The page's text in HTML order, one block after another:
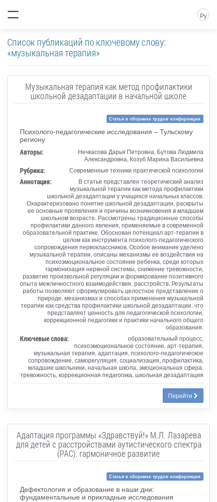
Ру
Список публикаций по ключевому слову:
«музыкальная терапия»
Музыкальная терапия как метод профилактики
школьной дезадаптации в начальной школе
Статья в сборнике трудов конференции
Психолого-педагогические исследования – Тульскому
региону
Авторы:
Нечкасова Дарья Петровна, Бутова Людмила
Александровна, Козуб Марина Васильевна
Рубрика: Современные техники практической психологии
Аннотация:
В статье представлен теоретический анализ
музыкальной терапии как метода профилактики
школьной дезадаптации у учащихся начальных классов.
Охарактеризовано понятие школьной дезадаптации, раскрыты
ее основные проявления и причины возникновения в младшем
школьном возрасте. Рассмотрены традиционные способы
профилактики данного явления, применяемые в современной
образовательной практике. Обоснован потенциал арт-терапии в
целом как инструмента психолого-педагогического
сопровождения первоклассников. Особое внимание уделено
музыкальной терапии, описаны механизмы ее воздействия на
психоэмоциональное состояние ребенка, среди которых
гармонизация нервной системы, снижение тревожности,
развитие произвольной регуляции и формирование позитивного
опыта межличностного взаимодействия. расстройств. Результаты
работы позволяют сформулировать целостное представление о
природе, механизмах и способах применения музыкальной
терапии как средства профилактики школьной дезадаптации, что
представляет ценность для педагогической психологии,
коррекционной педагогики и практики начального общего
образования.
Ключевые слова:
образовательный процесс,
психоэмоциональное состояние, арт-терапия,
музыкальная терапия, адаптация, психолого-педагогическое
сопровождение, саморегуляция, социализация, профилактика,
младшие школьники, начальная школа, эмоциональная сфера,
тревожность, коррекционная педагогика, школьная дезадаптация
Перейти
Адаптация программы «Здравствуй!» М.Л. Лазарева
для детей с расстройствами аутистического спектра
(РАС): гармоничное развитие
Статья в сборнике трудов конференции
Дефектология и образование в наши дни:
фундаментальные и прикладные исследования